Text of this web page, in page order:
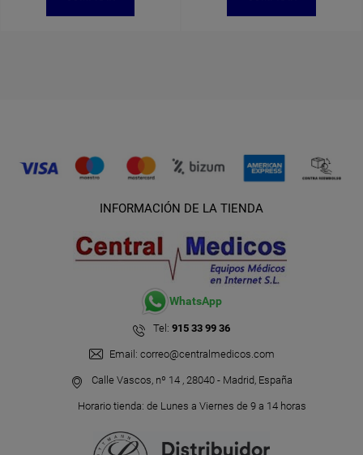
INFORMACIÓN DE LA TIENDA
WhatsApp
Tel: 915 33 99 36
Email: correo@centralmedicos.com
Calle Vascos, nº 14 , 28040 - Madrid, España
Horario tienda: de Lunes a Viernes de 9 a 14 horas